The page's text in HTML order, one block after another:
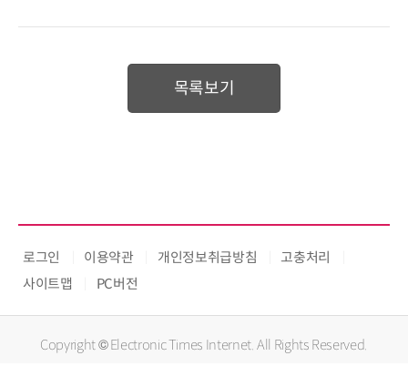
목록보기
로그인 이용약관 개인정보취급방침
고충처리
사이트맵
PC버전
Copyright © Electronic Times Internet. All Rights Reserved.